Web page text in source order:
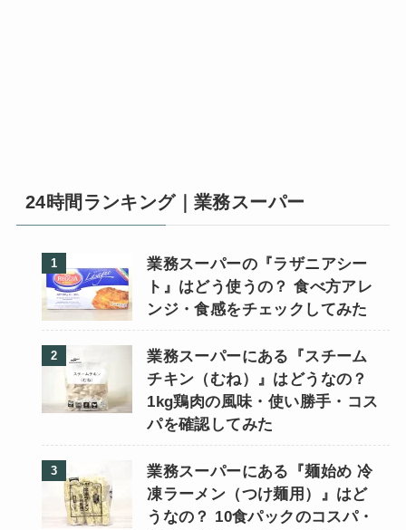
24時間ランキング｜業務スーパー
業務スーパーの『ラザニアシー
ト』はどう使うの？ 食べ方アレ
ンジ・食感をチェックしてみた
業務スーパーにある『スチーム
チキン（むね）』はどうなの？
1kg鶏肉の風味・使い勝手・コス
パを確認してみた
業務スーパーにある『麺始め 冷
凍ラーメン（つけ麺用）』はど
うなの？ 10食パックのコスパ・